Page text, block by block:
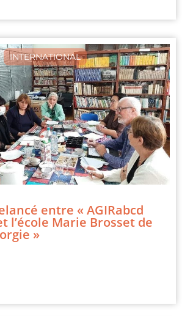
INTERNATIONAL
entre « AGIRabcd
l’école Marie Brosset de
»